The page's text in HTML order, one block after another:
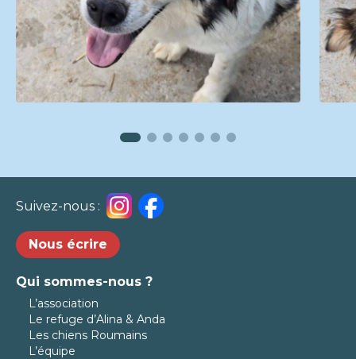
Suivez-nous :
Nous écrire
Qui sommes-nous ?
L’association
Le refuge d’Alina & Anda
Les chiens Roumains
L’équipe